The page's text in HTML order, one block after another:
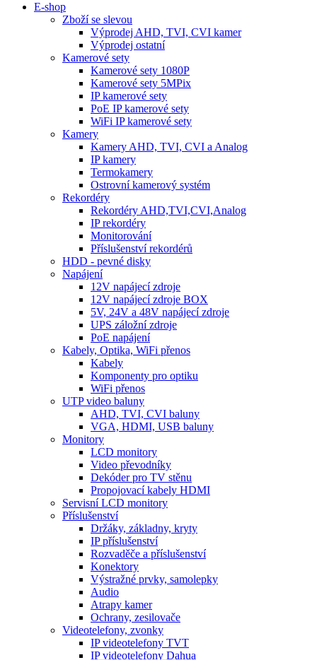
E-shop
Zboží se slevou
Výprodej AHD, TVI, CVI kamer
Výprodej ostatní
Kamerové sety
Kamerové sety 1080P
Kamerové sety 5MPix
IP kamerové sety
PoE IP kamerové sety
WiFi IP kamerové sety
Kamery
Kamery AHD, TVI, CVI a Analog
IP kamery
Termokamery
Ostrovní kamerový systém
Rekordéry
Rekordéry AHD,TVI,CVI,Analog
IP rekordéry
Monitorování
Příslušenství rekordérů
HDD - pevné disky
Napájení
12V napájecí zdroje
12V napájecí zdroje BOX
5V, 24V a 48V napájecí zdroje
UPS záložní zdroje
PoE napájení
Kabely, Optika, WiFi přenos
Kabely
Komponenty pro optiku
WiFi přenos
UTP video baluny
AHD, TVI, CVI baluny
VGA, HDMI, USB baluny
Monitory
LCD monitory
Video převodníky
Dekóder pro TV stěnu
Propojovací kabely HDMI
Servisní LCD monitory
Příslušenství
Držáky, základny, kryty
IP příslušenství
Rozvaděče a příslušenství
Konektory
Výstražné prvky, samolepky
Audio
Atrapy kamer
Ochrany, zesilovače
Videotelefony, zvonky
IP videotelefony TVT
IP videotelefony Dahua